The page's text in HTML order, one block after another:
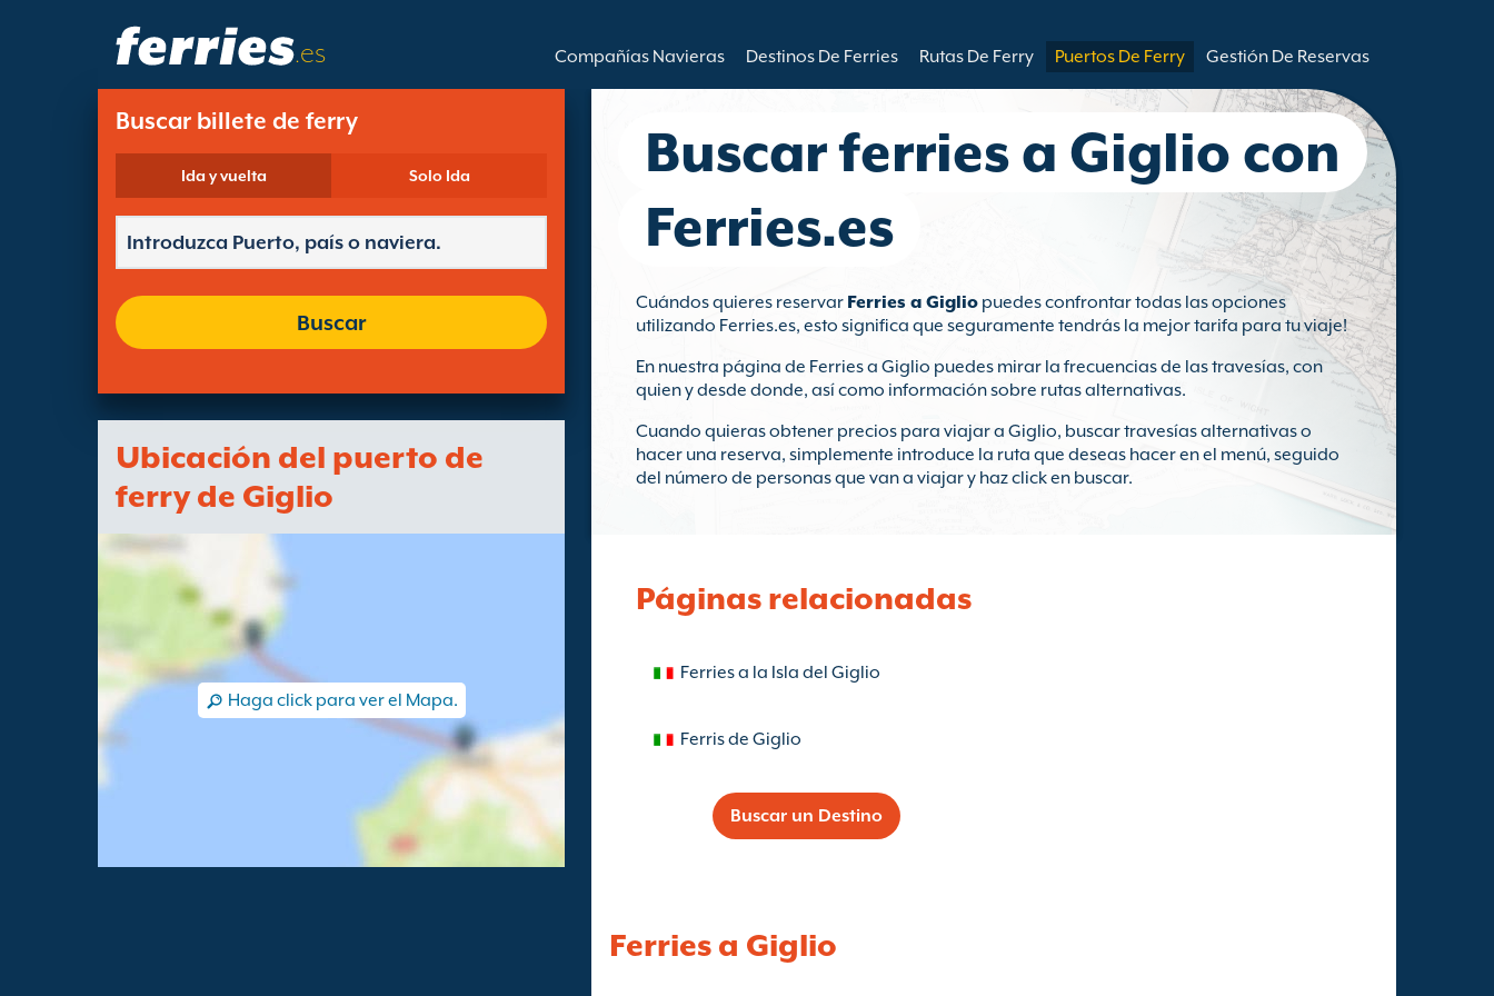
.es Compañías Navieras Destinos De Ferries Rutas De Ferry Puertos De Ferry Gestión De Reservas
Buscar billete de ferry
Ida y vuelta Solo Ida
Buscar
Ubicación del puerto de
ferry de Giglio
Haga click para ver el Mapa.
Buscar ferries a Giglio con
Ferries.es
Cuándos quieres reservar Ferries a Giglio puedes confrontar todas las opciones
utilizando Ferries.es, esto significa que seguramente tendrás la mejor tarifa para tu viaje!
En nuestra página de Ferries a Giglio puedes mirar la frecuencias de las travesías, con
quien y desde donde, así como información sobre rutas alternativas.
Cuando quieras obtener precios para viajar a Giglio, buscar travesías alternativas o
hacer una reserva, simplemente introduce la ruta que deseas hacer en el menú, seguido
del número de personas que van a viajar y haz click en buscar.
Ferries a Giglio
Páginas relacionadas
Ferries a la Isla del Giglio
Ferris de Giglio
Buscar un Destino